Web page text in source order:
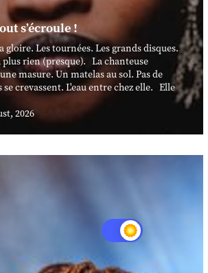
s’écroule !
gloire. Les tournées. Les grands disques.
plus rien (presque). La chanteuse
masure. Un matelas au sol. Pas de
crevassent. L'eau entre chez elle. Elle
2026